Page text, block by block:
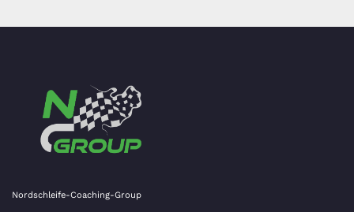
Nordschleife-Coaching-Group